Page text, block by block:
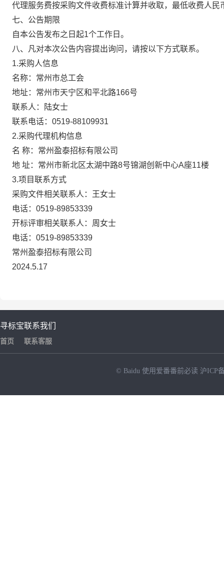
代理服务费按采购文件收费标准计算并收取，最低收费人民
七、公告期限
自本公告发布之日起1个工作日。
八、凡对本次公告内容提出询问，请按以下方式联系。
1.采购人信息
名称：常州市总工会
地址：常州市天宁区和平北路166号
联系人：陆女士
联系电话： 0519-88109931
2.采购代理机构信息
名 称：常州盈泰招标有限公司
地 址： 常州市新北区太湖中路8号锦湖创新中心A座11楼
3.项目联系方式
采购文件相关联系人：王女士
电话： 0519-89853339
开标评审相关联系人： 周 女士
电话： 0519-89853339
常州盈泰招标有限公司
2024.5.17
寻标宝
首页
联系我们
联系客服
© Baidu 使用爱番番前必读 沪ICP